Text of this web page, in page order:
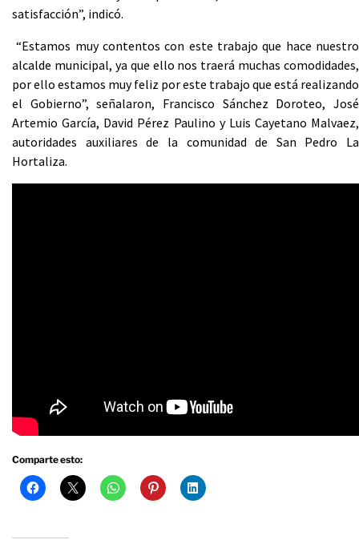
satisfacción”, indicó.
“Estamos muy contentos con este trabajo que hace nuestro
alcalde municipal, ya que ello nos traerá muchas comodidades,
por ello estamos muy feliz por este trabajo que está realizando
el Gobierno”, señalaron, Francisco Sánchez Doroteo, José
Artemio García, David Pérez Paulino y Luis Cayetano Malvaez,
autoridades auxiliares de la comunidad de San Pedro La
Hortaliza.
Comparte esto: